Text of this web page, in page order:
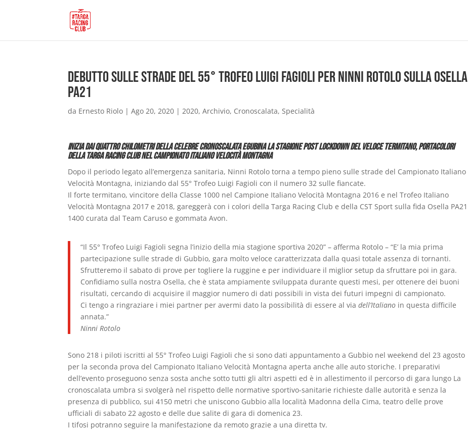
Debutto sulle strade del 55° Trofeo Luigi Fagioli per Ninni Rotolo sulla Osella
PA21
da Ernesto Riolo |Ago 20, 2020 |2020,Archivio, Cronoscalata,Specialità
Inizia dai quattro chilometri della celebre cronoscalata egubina la stagione post lockdown del veloce termitano, portacolori
della Targa Racing Club nel Campionato Italiano Velocità Montagna
Dopo il periodo legato all’emergenza sanitaria, Ninni Rotolo torna a tempo pieno sulle strade del Campionato Italiano
Velocità Montagna, iniziando dal 55° Trofeo Luigi Fagioli con il numero 32 sulle fiancate.
Il forte termitano, vincitore della Classe 1000 nel Campione Italiano Velocità Montagna 2016 e nel Trofeo Italiano
Velocità Montagna 2017 e 2018, gareggerà con i colori della Targa Racing Club e della CST Sport sulla fida Osella PA21
1400 curata dal Team Caruso e gommata Avon.
“Il 55° Trofeo Luigi Fagioli segna l’inizio della mia stagione sportiva 2020” – afferma Rotolo – “E’ la mia prima
partecipazione sulle strade di Gubbio, gara molto veloce caratterizzata dalla quasi totale assenza di tornanti.
Sfrutteremo il sabato di prove per togliere la ruggine e per individuare il miglior setup da sfruttare poi in gara.
Confidiamo sulla nostra Osella, che è stata ampiamente sviluppata durante questi mesi, per ottenere dei buoni
risultati, cercando di acquisire il maggior numero di dati possibili in vista dei futuri impegni di campionato.
Ci tengo a ringraziare i miei partner per avermi dato la possibilità di essere al viadell’Italiano in questa difficile
annata.”
Ninni Rotolo
Sono 218 i piloti iscritti al 55° Trofeo Luigi Fagioli che si sono dati appuntamento a Gubbio nel weekend del 23 agosto
per la seconda prova del Campionato Italiano Velocità Montagna aperta anche alle auto storiche. I preparativi
dell’evento proseguono senza sosta anche sotto tutti gli altri aspetti ed è in allestimento il percorso di gara lungo La
cronoscalata umbra si svolgerà nel rispetto delle normative sportivo-sanitarie richieste dalle autorità e senza la
presenza di pubblico, sui 4150 metri che uniscono Gubbio alla località Madonna della Cima, teatro delle prove
ufficiali di sabato 22 agosto e delle due salite di gara di domenica 23.
I tifosi potranno seguire la manifestazione da remoto grazie a una diretta tv.